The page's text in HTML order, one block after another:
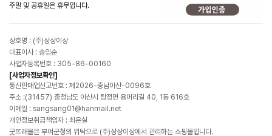
주말 및 공휴일은 휴무입니다.
상호명 : (주)상상이상
대표이사 : 송임순
사업자등록번호 : 305-86-00160
[사업자정보확인]
통신판매업신고번호 : 제2026-충남아산-0096호
주소 :(31457) 충청남도 아산시 탕정면 용머리길 40, 1동 616호
이메일 : sangsang01@hanmail.net
개인정보취급책임자 : 최은실
굿뜨래몰은 부여군청의 위탁으로 (주)상상이상에서 관리하는 쇼핑몰입니다.